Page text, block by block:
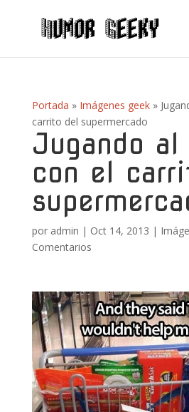
Portada » Imágenes geek»
carrito del supermercado
Jugando al
con el
por admin | Oct 14, 2013 |
Comentarios